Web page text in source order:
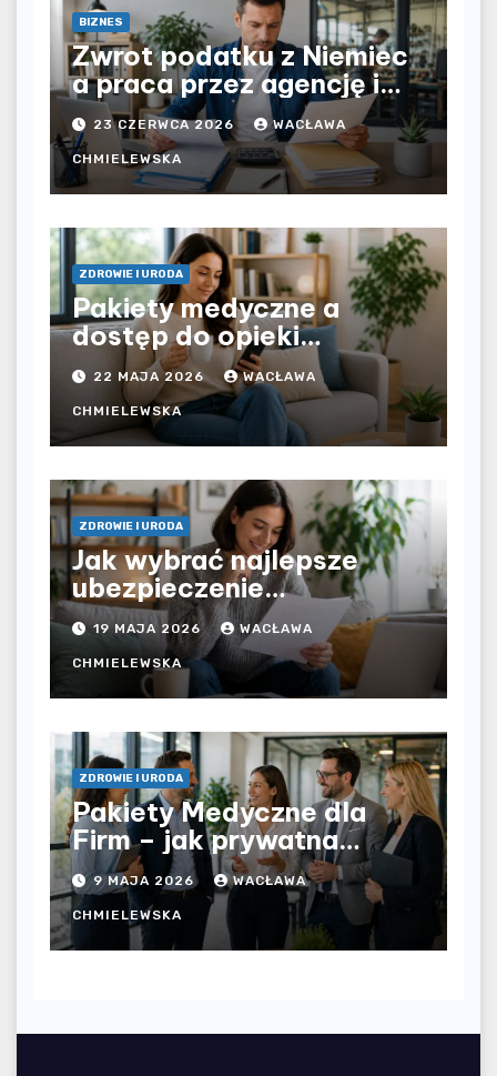
BIZNES
Zwrot podatku z Niemiec
a praca przez agencję i
bezpośrednio u
pracodawcy – jak
rozliczyć oba źródła
dochodu?
23 CZERWCA 2026 WACŁAWA
CHMIELEWSKA
ZDROWIE I URODA
Pakiety medyczne a
dostęp do opieki
zdrowotnej bez
ograniczeń czasowych –
czy prywatna opieka daje
większą swobodę?
22 MAJA 2026 WACŁAWA
CHMIELEWSKA
ZDROWIE I URODA
Jak wybrać najlepsze
ubezpieczenie
komunikacyjne i uniknąć
kosztownych błędów?
19 MAJA 2026 WACŁAWA
CHMIELEWSKA
ZDROWIE I URODA
Pakiety Medyczne dla
Firm – jak prywatna
opieka zdrowotna
wpływa na jakość
współpracy w
organizacji?
9 MAJA 2026 WACŁAWA
CHMIELEWSKA